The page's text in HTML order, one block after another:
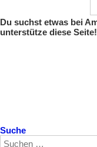
Du suchst etwas bei
unterstütze diese Seite!
Suche